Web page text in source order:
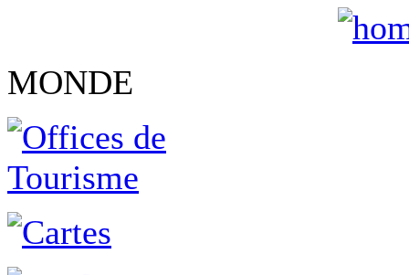
MONDE